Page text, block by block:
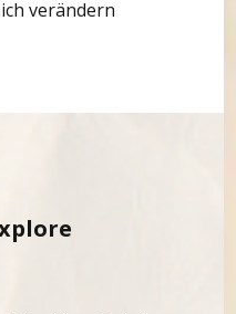
verändern